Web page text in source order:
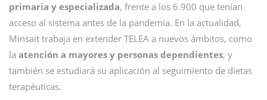
primaria y especializada, frente a los 6.900 que tenían
acceso al sistema antes de la pandemia. En la actualidad,
Minsait trabaja en extender TELEA a nuevos ámbitos, como
la atención a mayores y personas dependientes, y
también se estudiará su aplicación al seguimiento de dietas
terapéuticas.